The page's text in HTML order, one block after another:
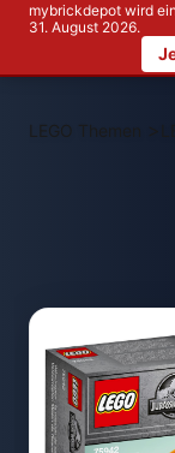
mybrickdepot wird
31. August 2026.
LEGO Themen >